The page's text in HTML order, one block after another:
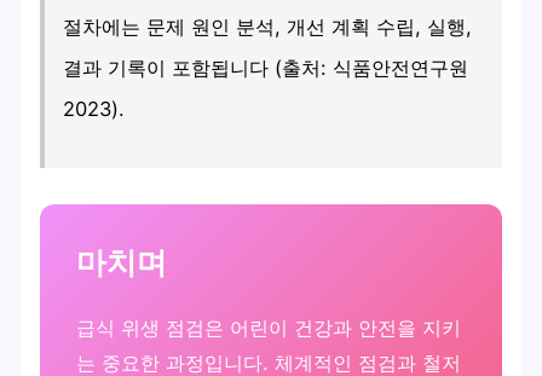
절차에는 문제 원인 분석, 개선 계획 수립, 실행,
결과 기록이 포함됩니다 (출처: 식품안전연구원
2023).
마치며
급식 위생 점검은 어린이 건강과 안전을 지키
는 중요한 과정입니다. 체계적인 점검과 철저